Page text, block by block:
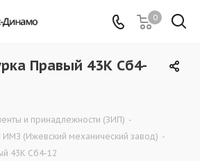
0
Правый 43К Сб4-
и принадлежности (ЗИП) -
(Ижевский механический завод) -
43К Сб4-12